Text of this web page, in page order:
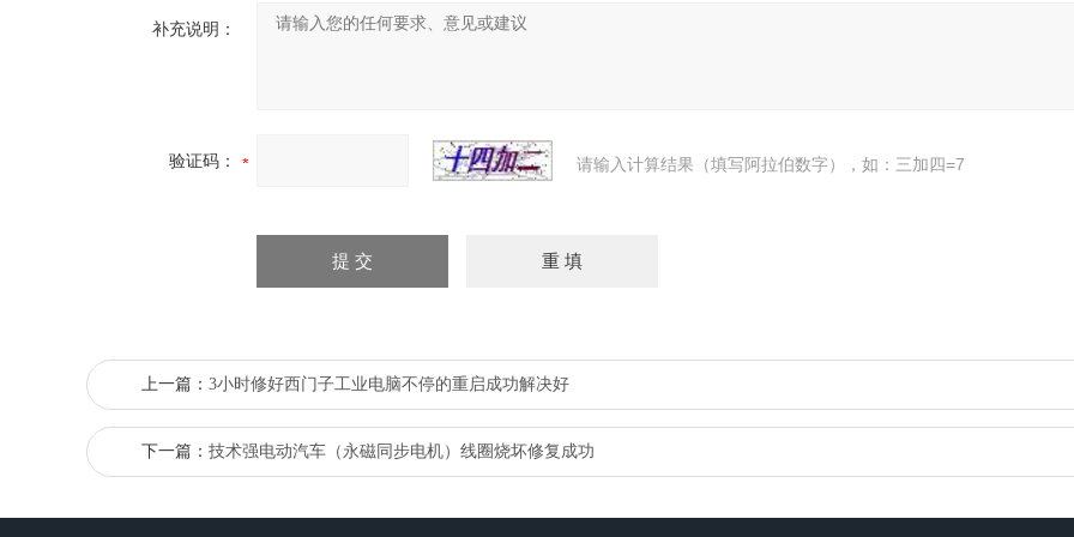
补充说明：
验证码： 请输入计算结果（填写阿拉伯数字），如：三加四=7
上一篇： 3小时修好西门子工业电脑不停的重启成功解决好
下一篇： 技术强电动汽车（永磁同步电机）线圈烧坏修复成功